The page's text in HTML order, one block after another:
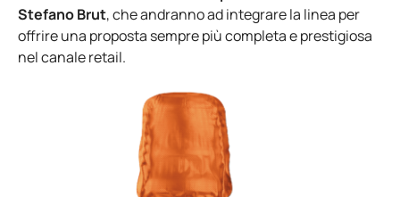
Stefano Brut, che andranno ad integrare la linea per
offrire una proposta sempre più completa e prestigiosa
nel canale retail.